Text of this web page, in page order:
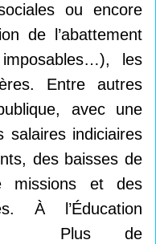
ou encore
de l’abattement
les
Entre autres
avec une
salaires indiciaires
des baisses de
missions et des
À l’Éducation
Plus de